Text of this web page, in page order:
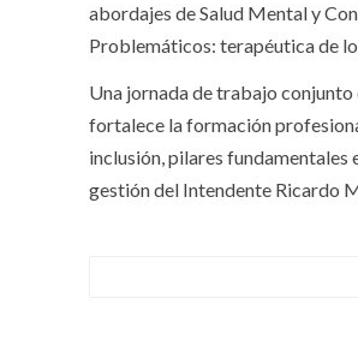
abordajes de Salud Mental y
Problemáticos: terapéutica de
Una jornada de trabajo conjunto
fortalece la formación
inclusión, pilares fundamentales
gestión del Intendente Ricardo